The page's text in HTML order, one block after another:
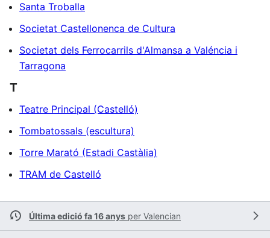
Santa Troballa
Societat Castellonenca de Cultura
Societat dels Ferrocarrils d'Almansa a Valéncia i
Tarragona
T
Teatre Principal (Castelló)
Tombatossals (escultura)
Torre Marató (Estadi Castàlia)
TRAM de Castelló
Última edició fa 16 anys per Valencian